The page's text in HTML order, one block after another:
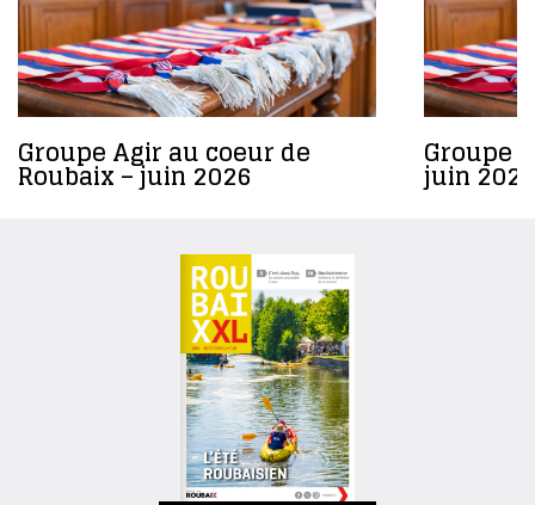
Groupe Agir au coeur de
Roubaix – juin 2026
Groupe
juin 2026